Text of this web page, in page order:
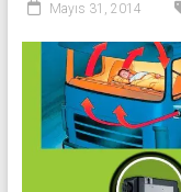
Mayıs 31, 2014